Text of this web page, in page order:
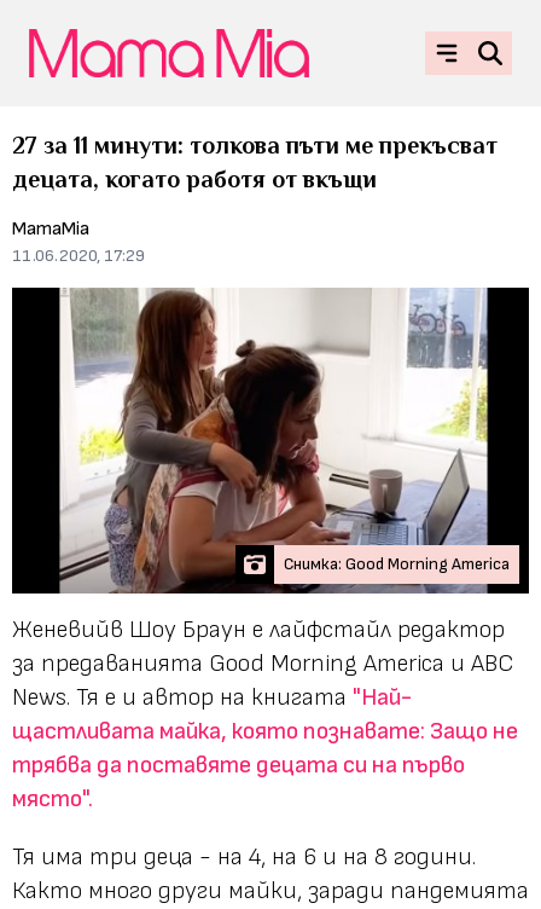
27 за 11 минути: толкова пъти ме прекъсват
децата, когато работя от вкъщи
MamaMia
11.06.2020, 17:29
Снимка: Good Morning America
Женевийв Шоу Браун е лайфстайл редактор
за предаванията Good Morning America и ABC
News. Тя е и автор на книгата "Най-
щастливата майка, която познавате: Защо не
трябва да поставяте децата си на първо
място".
Тя има три деца - на 4, на 6 и на 8 години.
Както много други майки, заради пандемията